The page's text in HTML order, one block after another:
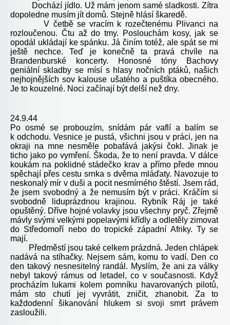
Dochází jídlo. Už mám jenom samé sladkosti. Zítra
dopoledne musím jít domů. Stejně hlásí škaredě.
V četbě se vracím k rozečtenému Plivanci na
rozloučenou. Čtu až do tmy. Poslouchám kosy, jak se
opodál ukládají ke spánku. Já činím totéž, ale spát se mi
ještě nechce. Teď je konečně ta pravá chvíle na
Brandenburské koncerty. Honosné tóny Bachovy
geniální skladby se mísí s hlasy nočních ptáků, našich
nejhojnějších sov kalouse ušatého a puštíka obecného.
Je to kouzelné. Noci začínají být delší než dny.
24.9.44
Po osmé se probouzím, snídám pár vaflí a balím se
k odchodu. Vesnice je pustá, všichni jsou v práci, jen na
okraji na mne nesměle pobafává jakýsi čokl. Jinak je
ticho jako po vymření. Škoda, že to není pravda. V dálce
koukám na poklidné stádečko krav a přímo přede mnou
spěchají přes cestu srnka s dvěma mláďaty. Navozuje to
neskonalý mír v duši a pocit nesmírného štěstí. Jsem rád,
že jsem svobodný a že nemusím být v práci. Kráčím si
svobodně liduprázdnou krajinou. Rybník Ráj je také
opuštěný. Dříve hojné volavky jsou všechny pryč. Zřejmě
mávly svými velkými popelavými křídly a odletěly zimovat
do Středomoří nebo do tropické západní Afriky. Ty se
mají.
Předměstí jsou také celkem prázdná. Jeden chlápek
nadává na stíhačky. Nejsem sám, komu to vadí. Den co
den takový nesnesitelný randál. Myslím, že ani za války
nebyl takový rámus od letadel, co v současnosti. Když
procházím lukami kolem pomníku havarovaných pilotů,
mám sto chutí jej vyvrátit, zničit, zhanobit. Za to
každodenní šikanování hlukem si svoji smrt právem
zasloužili.